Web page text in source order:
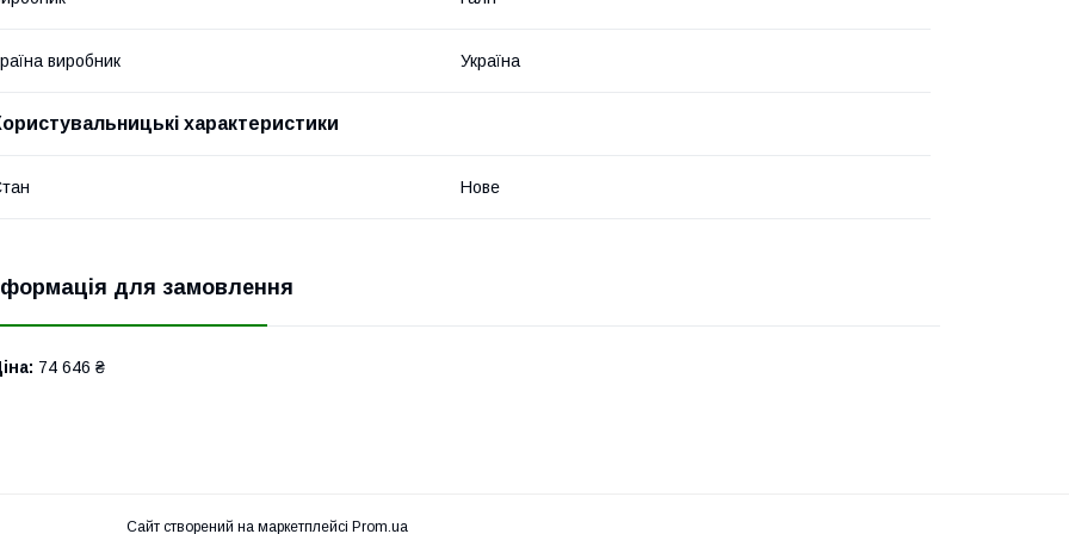
виробник Україна
характеристики
Нове
для замовлення
74 646 ₴
Сайт створений на маркетплейсі Prom.ua